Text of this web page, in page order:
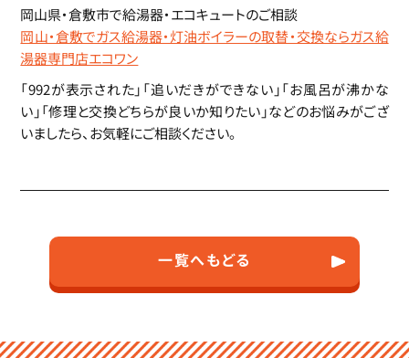
岡山県・倉敷市で給湯器・エコキュートのご相談
岡山・倉敷でガス給湯器・灯油ボイラーの取替・交換ならガス給
湯器専門店エコワン
「992が表示された」「追いだきができない」「お風呂が沸かな
い」「修理と交換どちらが良いか知りたい」などのお悩みがござ
いましたら、お気軽にご相談ください。
一覧へもどる